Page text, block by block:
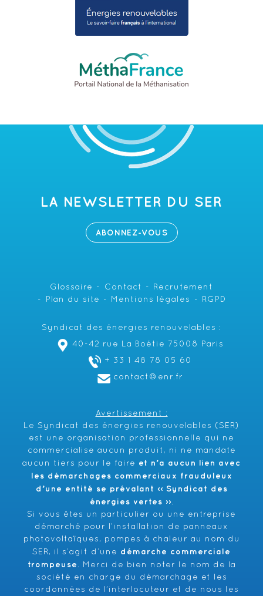
LA NEWSLETTER DU SER
ABONNEZ-VOUS
Glossaire Contact
Recrutement
Plan du site
Mentions légales RGPD
Syndicat des énergies renouvelables :
40-42 rue La Boétie 75008 Paris
+ 33 1 48 78 05 60
contact@enr.fr
Avertissement :
Le Syndicat des énergies renouvelables (SER)
est une organisation professionnelle qui ne
commercialise aucun produit, ni ne mandate
aucun tiers pour le faire et n’a aucun lien avec
les démarchages commerciaux frauduleux
d’une entité se prévalant ‹‹ Syndicat des
énergies vertes ››.
Si vous êtes un particulier ou une entreprise
démarché pour l’installation de panneaux
photovoltaïques, pompes à chaleur au nom du
SER, il s’agit d’une démarche commerciale
trompeuse . Merci de bien noter le nom de la
société en charge du démarchage et les
coordonnées de l’interlocuteur et de nous les